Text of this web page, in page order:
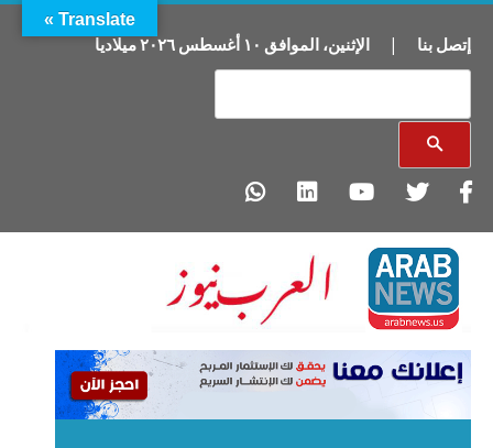
إتصل بنا | الإثنين، الموافق ١٠ أغسطس ٢٠٢٦ميلاديا
Translate »